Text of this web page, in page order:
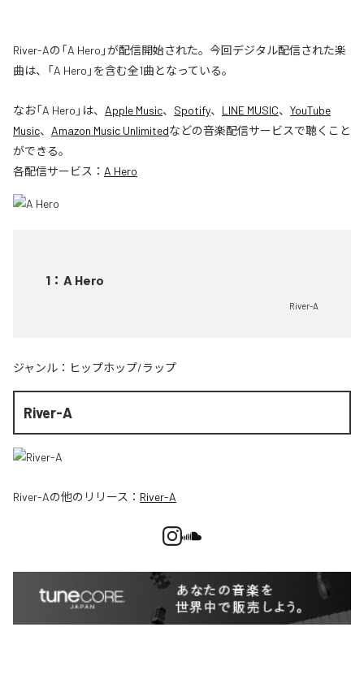
River-Aの「A Hero」が配信開始された。今回デジタル配信された楽
曲は、「A Hero」を含む全1曲となっている。
なお「A Hero 」は、 Apple Music、 Spotify、 LINE MUSIC、 YouTube
Music、 Amazon Music Unlimitedなどの音楽配信サービスで聴くこと
ができる。
各配信サービス： A Hero
1 ： A Hero
River-A
ジャンル： ヒップホップ/ラップ
River-A
River-Aの他のリリース： River-A